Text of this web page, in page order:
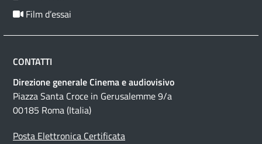
Film d’essai
CONTATTI
Direzione generale Cinema e audiovisivo
Piazza Santa Croce in Gerusalemme 9/a
00185 Roma (Italia)
Posta Elettronica Certificata